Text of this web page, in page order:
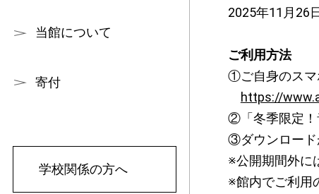
当館について
寄付
学校関係の方へ
2025年11月26
ご利用方法
①ご自身のスマ
https://
②「冬季限定！
③ダウンロード
※公開期間外に
※館内でご利用